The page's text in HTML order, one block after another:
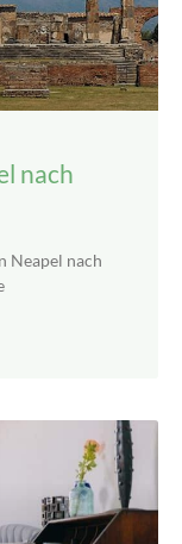
nach
Neapel nach